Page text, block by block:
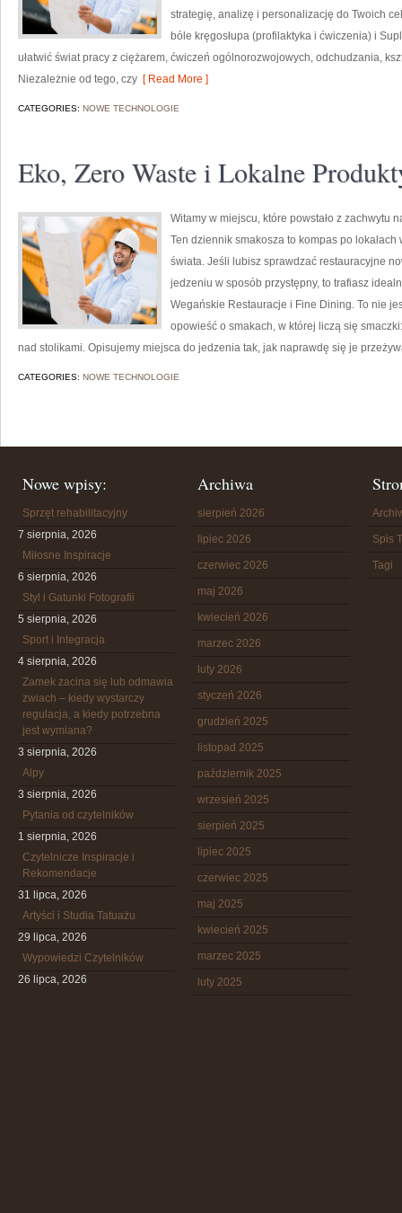
strategię, analizę i personalizację do Twoich
bóle kręgosłupa (profilaktyka i ćwiczenia) i
ułatwić świat pracy z ciężarem, ćwiczeń ogólnorozwojowych, odchudzania,
Niezależnie od tego, czy [ Read More ]
CATEGORIES: NOWE TECHNOLOGIE
Eko, Zero Waste i Lokalne
Witamy w miejscu, które powstało z zachwytu
Ten dziennik smakosza to kompas po lokalach
świata. Jeśli lubisz sprawdzać restauracyjne
jedzeniu w sposób przystępny, to trafiasz
Wegańskie Restauracje i Fine Dining. To nie
opowieść o smakach, w której liczą się
nad stolikami. Opisujemy miejsca do jedzenia tak, jak naprawdę się je
CATEGORIES: NOWE TECHNOLOGIE
Nowe wpisy:
Sprzęt rehabilitacyjny
7 sierpnia, 2026
Miłosne Inspiracje
6 sierpnia, 2026
Styl i Gatunki Fotografii
5 sierpnia, 2026
Sport i Integracja
4 sierpnia, 2026
Zamek zacina się lub odmawia
zwiach – kiedy wystarczy
regulacja, a kiedy potrzebna
jest wymiana?
3 sierpnia, 2026
Alpy
3 sierpnia, 2026
Pytania od czytelników
1 sierpnia, 2026
Czytelnicze Inspiracje i
Rekomendacje
31 lipca, 2026
Artyści i Studia Tatuażu
29 lipca, 2026
Wypowiedzi Czytelników
26 lipca, 2026
Archiwa
sierpień 2026
lipiec 2026
czerwiec 2026
maj 2026
kwiecień 2026
marzec 2026
luty 2026
styczeń 2026
grudzień 2025
listopad 2025
październik 2025
wrzesień 2025
sierpień 2025
lipiec 2025
czerwiec 2025
maj 2025
kwiecień 2025
marzec 2025
luty 2025
Spis
Tagi